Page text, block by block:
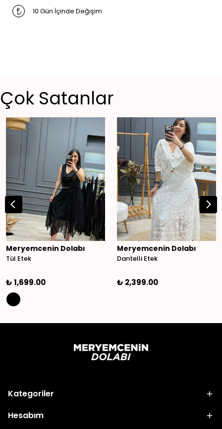
10 Gün İçinde Değişim
Çok Satanlar
Meryemcenin Dolabı
Tül Etek
₺ 1,699.00
Meryemcenin Dolabı
Dantelli Etek
₺ 2,399.00
Kategoriler
Hesabım